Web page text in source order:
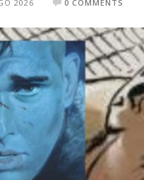
2026 0 COMMENTS